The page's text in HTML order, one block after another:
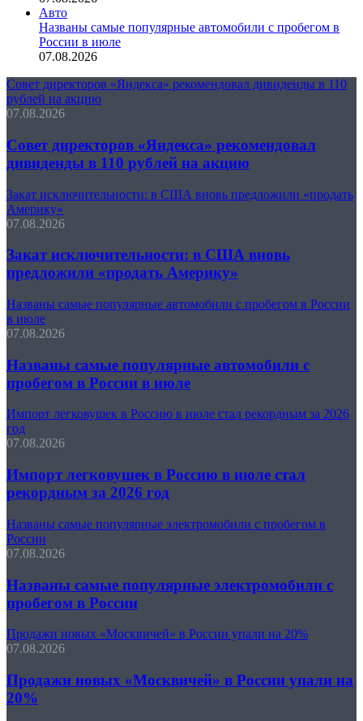
Авто
Названы самые популярные автомобили с пробегом в
России в июле
07.08.2026
Совет директоров «Яндекса» рекомендовал дивиденды в 110
рублей на акцию
07.08.2026
Совет директоров «Яндекса» рекомендовал
дивиденды в 110 рублей на акцию
Закат исключительности: в США вновь предложили «продать
Америку»
07.08.2026
Закат исключительности: в США вновь
предложили «продать Америку»
Названы самые популярные автомобили с пробегом в России
в июле
07.08.2026
Названы самые популярные автомобили с
пробегом в России в июле
Импорт легковушек в Россию в июле стал рекордным за 2026
год
07.08.2026
Импорт легковушек в Россию в июле стал
рекордным за 2026 год
Названы самые популярные электромобили с пробегом в
России
07.08.2026
Названы самые популярные электромобили с
пробегом в России
Продажи новых «Москвичей» в России упали на 20%
07.08.2026
Продажи новых «Москвичей» в России упали на
20%